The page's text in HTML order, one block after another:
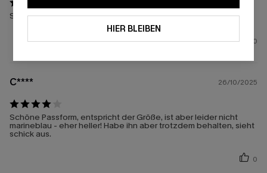
Sehr schöner Bikini. Passt perfekt ich bin rundum zufrieden
0
C**** 26/10/2025
Schöne Passform, entspricht der Größe, ist aber leider nicht
marineblau - eher heller! Habe ihn aber trotzdem behalten, sieht
schick aus.
0
HIER BLEIBEN